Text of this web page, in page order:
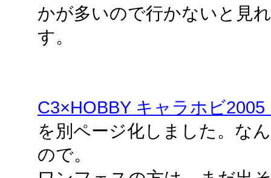
かが多いので行かないと見
す。
C3×HOBBY キャラホビ
を別ページ化しました。な
ので。